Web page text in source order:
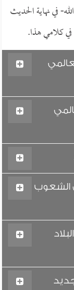
في نهاية الحديث
كلامي هذا.
الشعوب